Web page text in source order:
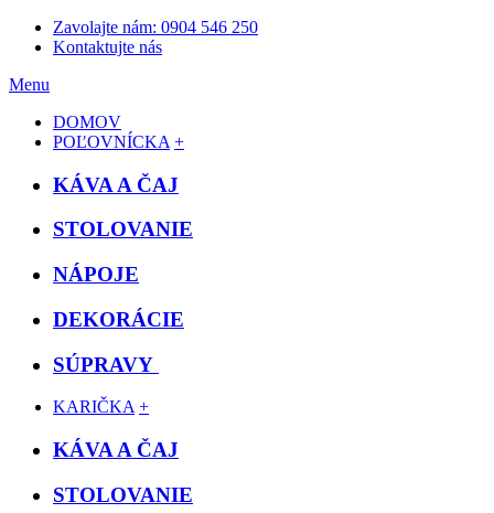
Zavolajte nám: 0904 546 250
Kontaktujte nás
Menu
DOMOV
POĽOVNÍCKA +
KÁVA A ČAJ
STOLOVANIE
NÁPOJE
DEKORÁCIE
SÚPRAVY
KARIČKA +
KÁVA A ČAJ
STOLOVANIE